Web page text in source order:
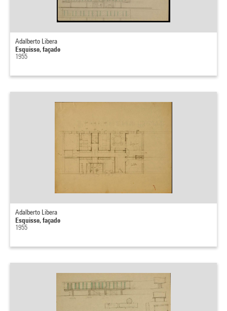
Adalberto Libera
Esquisse, façade
1955
Adalberto Libera
Esquisse, façade
1955